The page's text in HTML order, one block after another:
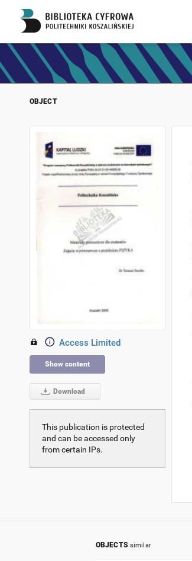
OBJECT
Access Limited
Show content
Download
This publication is protected
and can be accessed only
from certain IPs.
OBJECTS similar